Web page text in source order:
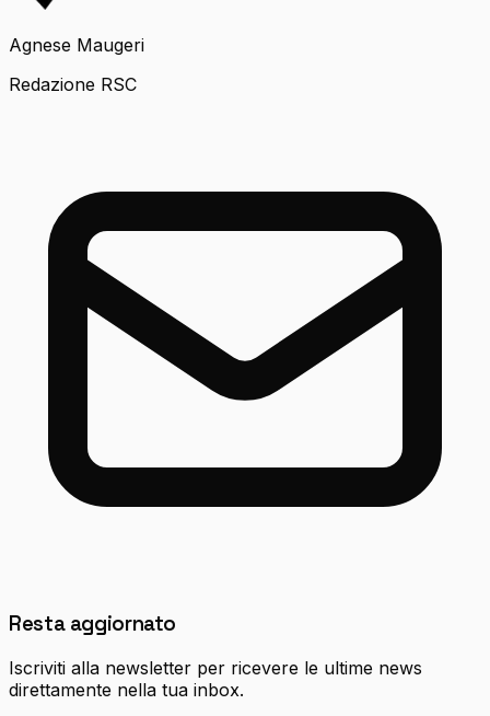
Agnese Maugeri
Redazione RSC
Resta aggiornato
Iscriviti alla newsletter per ricevere le ultime news
direttamente nella tua inbox.